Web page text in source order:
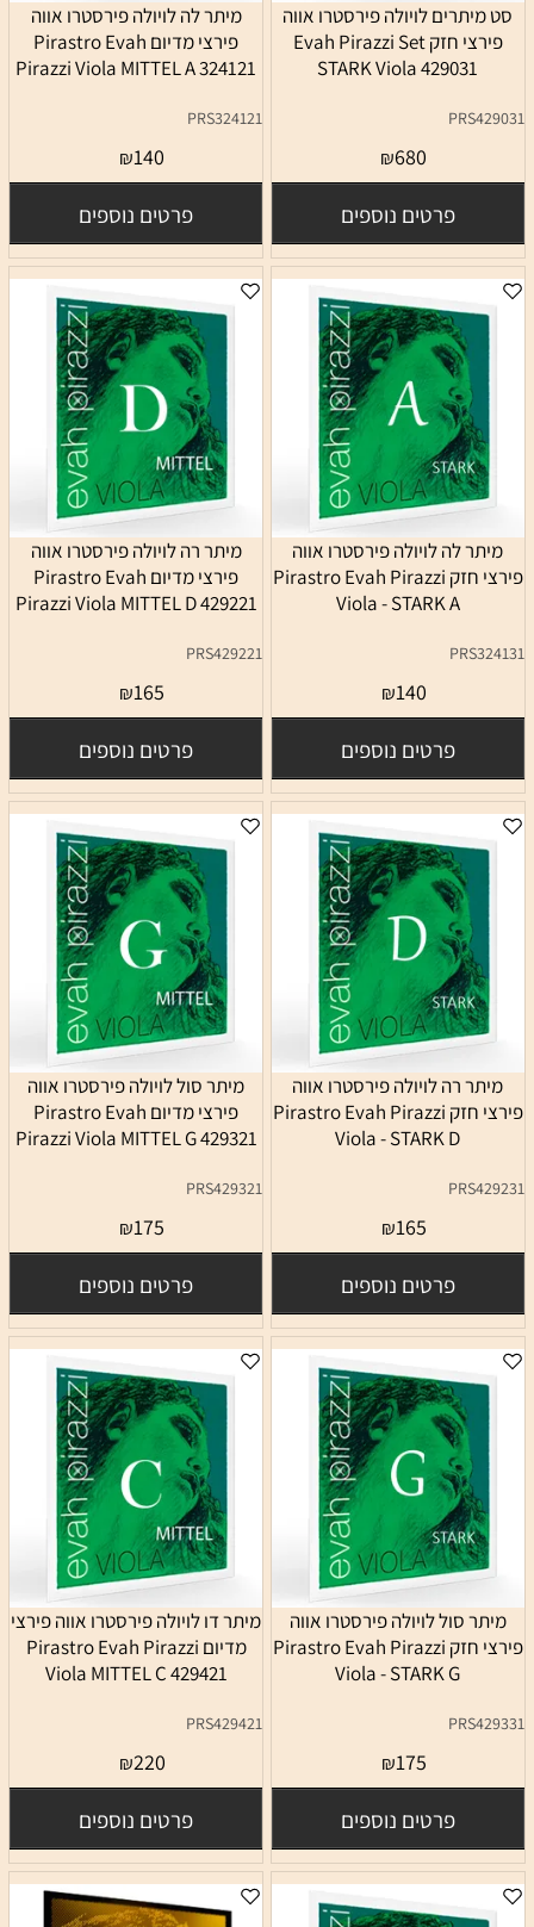
סט מיתרים לויולה פירסטרו אווה
פירצי חזק Evah Pirazzi Set
STARK Viola 429031
PRS429031
₪680
פרטים נוספים
מיתר לה לויולה פירסטרו אווה
פירצי מדיום Pirastro Evah
Pirazzi Viola MITTEL A 324121
PRS324121
₪140
פרטים נוספים
מיתר לה לויולה פירסטרו אווה
פירצי חזק Pirastro Evah Pirazzi
Viola - STARK A
PRS324131
₪140
פרטים נוספים
מיתר רה לויולה פירסטרו אווה
פירצי מדיום Pirastro Evah
Pirazzi Viola MITTEL D 429221
PRS429221
₪165
פרטים נוספים
מיתר רה לויולה פירסטרו אווה
פירצי חזק Pirastro Evah Pirazzi
Viola - STARK D
PRS429231
₪165
פרטים נוספים
מיתר סול לויולה פירסטרו אווה
פירצי מדיום Pirastro Evah
Pirazzi Viola MITTEL G 429321
PRS429321
₪175
פרטים נוספים
מיתר סול לויולה פירסטרו אווה
פירצי חזק Pirastro Evah Pirazzi
Viola - STARK G
PRS429331
₪175
פרטים נוספים
מיתר דו לויולה פירסטרו אווה פירצי
מדיום Pirastro Evah Pirazzi
Viola MITTEL C 429421
PRS429421
₪220
פרטים נוספים